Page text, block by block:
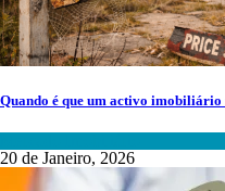
Quando é que um activo
20 de Janeiro, 2026